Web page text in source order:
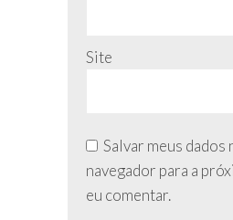
Site
Salvar meus dados
navegador para a
eu comentar.